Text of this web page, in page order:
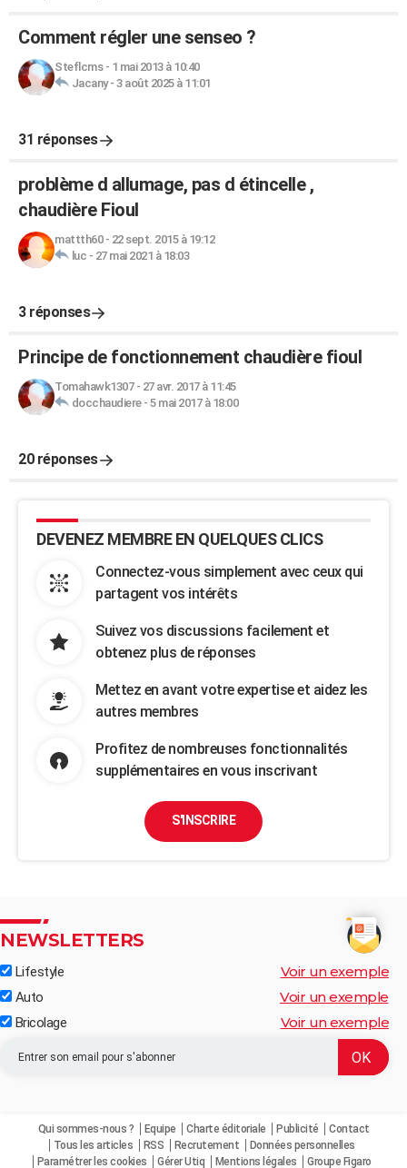
Comment régler une senseo ?
Steflcms- 1 mai 2013 à 10:40
Jacany- 3 août 2025 à 11:01
31 réponses
problème d allumage, pas d étincelle ,
chaudière Fioul
mattth60- 22 sept. 2015 à 19:12
luc - 27 mai 2021 à 18:03
3 réponses
Principe de fonctionnement chaudière fioul
Tomahawk1307- 27 avr. 2017 à 11:45
docchaudiere- 5 mai 2017 à 18:00
20 réponses
DEVENEZ MEMBRE EN QUELQUES CLICS
Connectez-vous simplement avec ceux qui
partagent vos intérêts
Suivez vos discussions facilement et
obtenez plus de réponses
Mettez en avant votre expertise et aidez les
autres membres
Profitez de nombreuses fonctionnalités
supplémentaires en vous inscrivant
S'INSCRIRE
NEWSLETTERS
Lifestyle Voir un exemple
Auto Voir un exemple
Bricolage Voir un exemple
Qui sommes-nous ? Equipe Charte éditoriale Publicité
Contact
Tous les articles
RSS Recrutement
Données personnelles
Paramétrer les cookies
Gérer Utiq Mentions légales Groupe Figaro